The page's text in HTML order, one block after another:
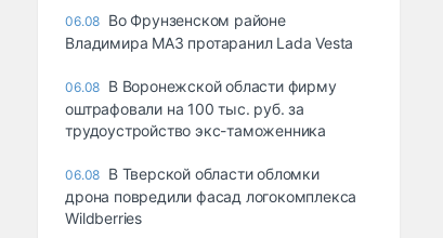
06.08 Во Фрунзенском районе
Владимира МАЗ протаранил Lada Vesta
06.08 В Воронежской области фирму
оштрафовали на 100 тыс. руб. за
трудоустройство экс-таможенника
06.08 В Тверской области обломки
дрона повредили фасад логокомплекса
Wildberries